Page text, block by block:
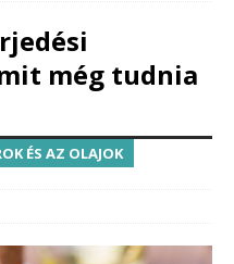
még tudnia
ÉS AZ OLAJOK